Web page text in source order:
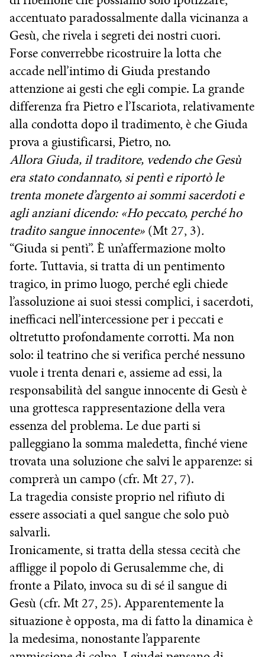
accentuato paradossalmente dalla vicinanza a
Gesù, che rivela i segreti dei nostri cuori.
Forse converrebbe ricostruire la lotta che
accade nell’intimo di Giuda prestando
attenzione ai gesti che egli compie. La grande
differenza fra Pietro e l’Iscariota, relativamente
alla condotta dopo il tradimento, è che Giuda
prova a giustificarsi, Pietro, no.
Allora Giuda, il traditore, vedendo che Gesù
era stato condannato, si pentì e riportò le
trenta monete d’argento ai sommi sacerdoti e
agli anziani dicendo: «Ho peccato, perché ho
tradito sangue innocente» (Mt 27, 3).
“Giuda si pentì”. È un’affermazione molto
forte. Tuttavia, si tratta di un pentimento
tragico, in primo luogo, perché egli chiede
l’assoluzione ai suoi stessi complici, i sacerdoti,
inefficaci nell’intercessione per i peccati e
oltretutto profondamente corrotti. Ma non
solo: il teatrino che si verifica perché nessuno
vuole i trenta denari e, assieme ad essi, la
responsabilità del sangue innocente di Gesù è
una grottesca rappresentazione della vera
essenza del problema. Le due parti si
palleggiano la somma maledetta, finché viene
trovata una soluzione che salvi le apparenze: si
comprerà un campo (cfr. Mt 27, 7).
La tragedia consiste proprio nel rifiuto di
essere associati a quel sangue che solo può
salvarli.
Ironicamente, si tratta della stessa cecità che
affligge il popolo di Gerusalemme che, di
fronte a Pilato, invoca su di sé il sangue di
Gesù (cfr. Mt 27, 25). Apparentemente la
situazione è opposta, ma di fatto la dinamica è
la medesima, nonostante l’apparente